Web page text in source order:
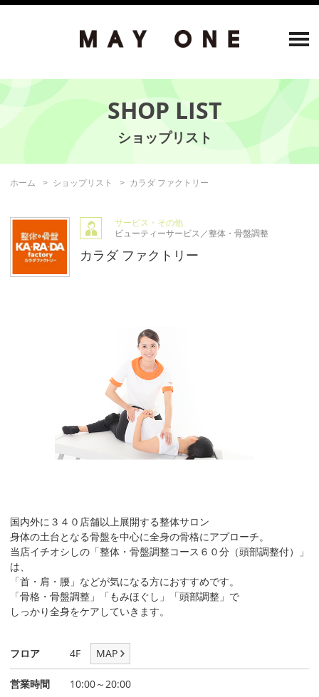
SHOP LIST
ホーム ショップリスト カラダ ファクトリー
サービス・その他
ビューティーサービス／整体・骨盤調整
カラダ ファクトリー
国内外に３４０店舗以上展開する整体サロン
身体の土台となる骨盤を中心に全身の骨格にアプローチ。
当店イチオシしの「整体・骨盤調整コース６０分（頭部調整付）」
は、
「首・肩・腰」などが気になる方におすすめです。
「骨格・骨盤調整」「もみほぐし」「頭部調整」で
しっかり全身をケアしていきます。
フロア 4F MAP
営業時間 10:00～20:00